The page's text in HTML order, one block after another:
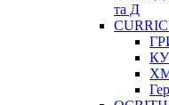
та Д